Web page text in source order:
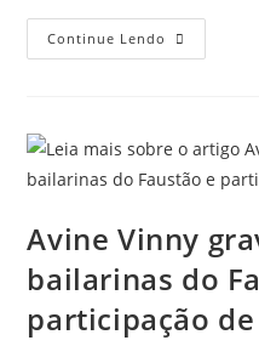
Continue Lendo
Avine Vinny
bailarinas do
participação